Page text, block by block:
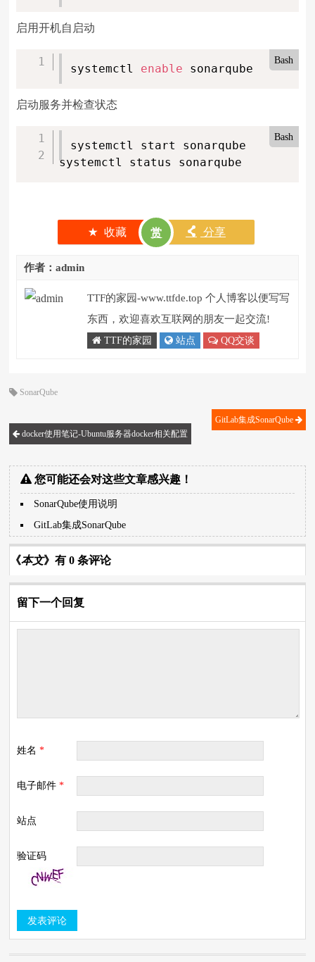
启用开机自启动
Bash
systemctl enable sonarqube
启动服务并检查状态
Bash
systemctl start sonarqube
systemctl status sonarqube
★ 收藏 赏 󰄯 分享
作者：admin
TTF的家园-www.ttfde.top 个人博客以便写写
东西，欢迎喜欢互联网的朋友一起交流!
TTF的家园 站点 QQ交谈
SonarQube
docker使用笔记-Ubuntu服务器docker相关配置
GitLab集成SonarQube
您可能还会对这些文章感兴趣！
SonarQube使用说明
GitLab集成SonarQube
《本文》有 0 条评论
留下一个回复
姓名*
电子邮件*
站点
验证码